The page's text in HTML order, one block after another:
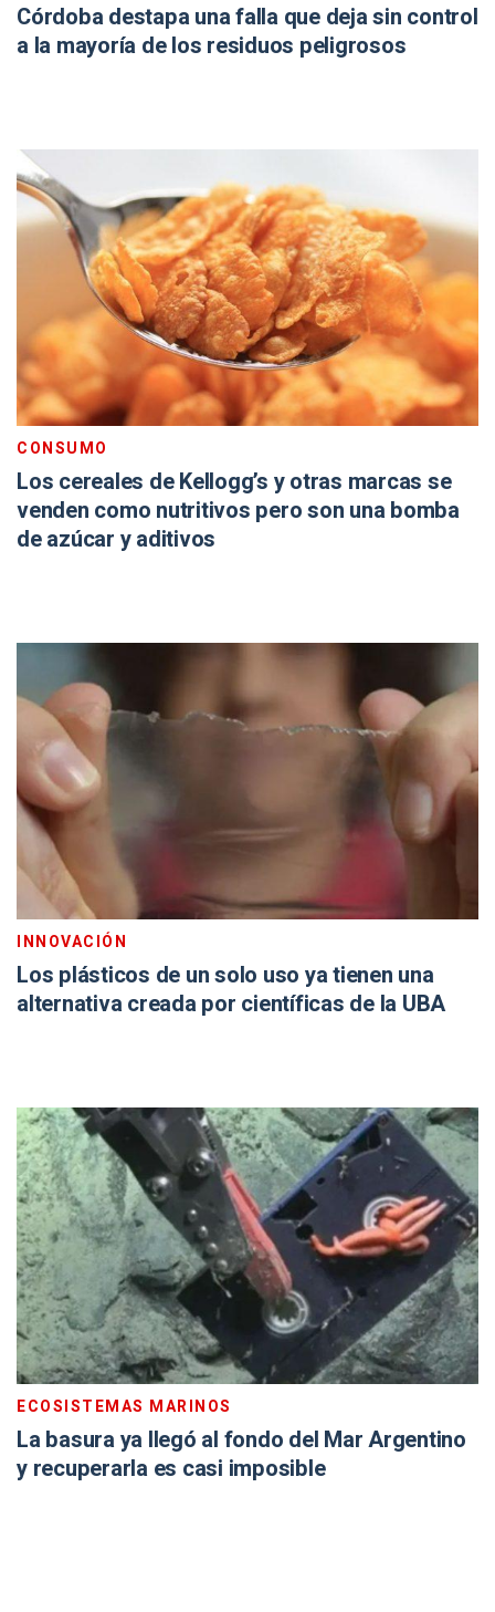
Córdoba destapa una falla que deja sin control
a la mayoría de los residuos peligrosos
CONSUMO
Los cereales de Kellogg’s y otras marcas se
venden como nutritivos pero son una bomba
de azúcar y aditivos
INNOVACIÓN
Los plásticos de un solo uso ya tienen una
alternativa creada por científicas de la UBA
ECOSISTEMAS MARINOS
La basura ya llegó al fondo del Mar Argentino
y recuperarla es casi imposible